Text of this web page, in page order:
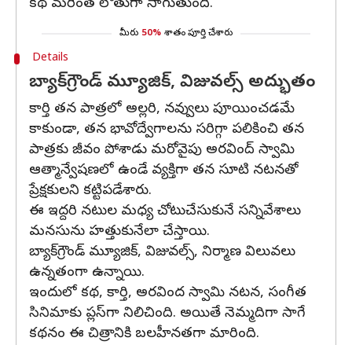
కథ మరింత లోతుగా సాగుతుంది.
మీరు 50% శాతం పూర్తి చేశారు
Details
బ్యాక్‌గ్రౌండ్ మ్యూజిక్, విజువల్స్ అద్భుతం
కార్తి తన పాత్రలో అల్లరి, నవ్వులు పూయించడమే
కాకుండా, తన భావోద్వేగాలను సరిగ్గా పలికించి తన
పాత్రకు జీవం పోశాడు మరోవైపు అరవింద్ స్వామి
ఆత్మాన్వేషణలో ఉండే వ్యక్తిగా తన సూటి నటనతో
ప్రేక్షకులని కట్టిపడేశారు.
ఈ ఇద్దరి నటుల మధ్య చోటుచేసుకునే సన్నివేశాలు
మనసును హత్తుకునేలా చేస్తాయి.
బ్యాక్‌గ్రౌండ్ మ్యూజిక్, విజువల్స్, నిర్మాణ విలువలు
ఉన్నతంగా ఉన్నాయి.
ఇందులో కథ, కార్తి, అరవింద స్వామి నటన, సంగీత
సినిమాకు ప్లస్‌గా నిలిచింది. అయితే నెమ్మదిగా సాగే
కథనం ఈ చిత్రానికి బలహీనతగా మారింది.